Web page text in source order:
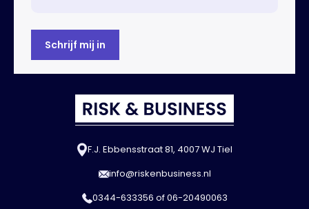
F.J. Ebbensstraat 81, 4007 WJ Tiel
info@riskenbusiness.nl
0344-633356 of06-20490063